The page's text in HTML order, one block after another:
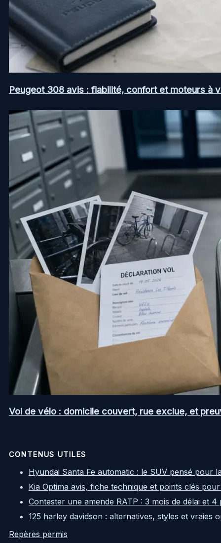
Peugeot 308 avis : fiabilité, confort et moteurs à
Vol de vélo : domicile couvert, rue exclue, et
CONTENUS UTILES
Hyundai Santa Fe automatic : le SUV pensé pour
Kia Optima avis, fiche technique et points clés
Contester une amende RATP : 3 mois de délai et
125 harley davidson : alternatives, styles et vraies
Repères permis